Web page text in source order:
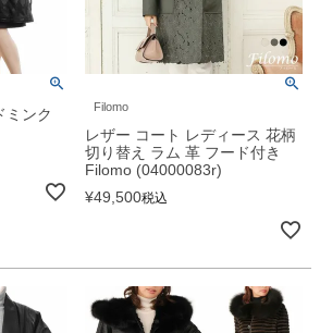
ミンク
Filomo
レザー コート レディース 花柄
切り替え ラム 革 フード付き
Filomo (04000083r)
¥49,500税込